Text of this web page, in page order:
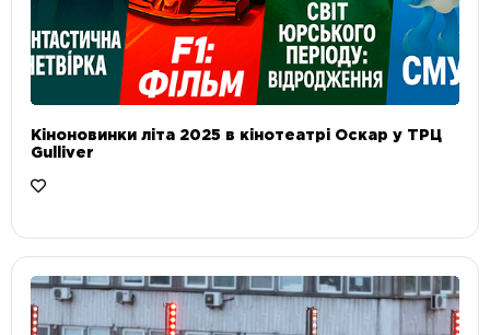
Кіноновинки літа 2025 в кінотеатрі Оскар у ТРЦ
Gulliver